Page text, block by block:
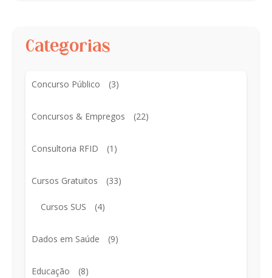
Categorias
Concurso Público (3)
Concursos & Empregos (22)
Consultoria RFID (1)
Cursos Gratuitos (33)
Cursos SUS (4)
Dados em Saúde (9)
Educação (8)